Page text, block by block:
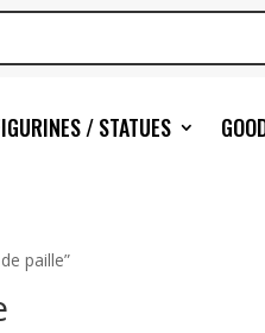
/ STATUES
paille”